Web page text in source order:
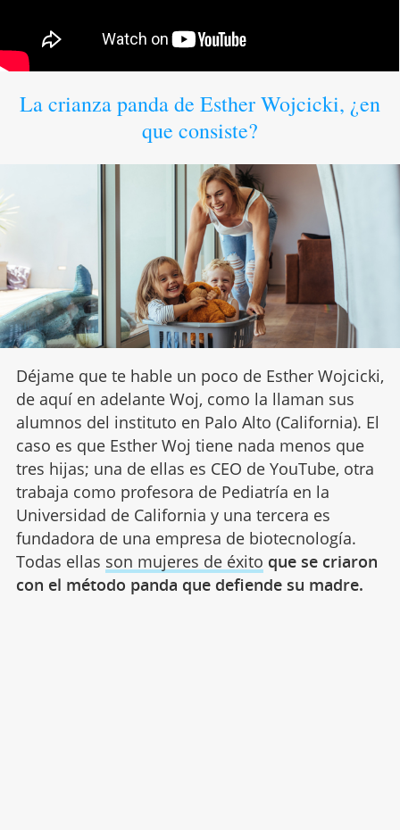
La crianza panda de Esther Wojcicki, ¿en
que consiste?
Déjame que te hable un poco de Esther Wojcicki,
de aquí en adelante Woj, como la llaman sus
alumnos del instituto en Palo Alto (California). El
caso es que Esther Woj tiene nada menos que
tres hijas; una de ellas es CEO de YouTube, otra
trabaja como profesora de Pediatría en la
Universidad de California y una tercera es
fundadora de una empresa de biotecnología.
Todas ellas son mujeres de éxito que se criaron
con el método panda que defiende su madre.